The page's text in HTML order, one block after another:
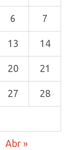
6 7
13 14
20 21
27 28
Abr »